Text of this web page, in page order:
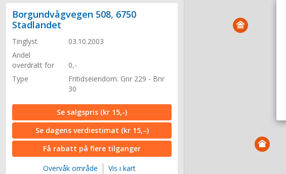
Borgundvågvegen 508, 6750
Stadlandet
Tinglyst
03.10.2003
Andel
overdratt for
0,-
Type
Fritidseiendom. Gnr 229 - Bnr
30
Se salgspris (kr 15,-)
Se dagens verdiestimat (kr 15,–)
Få rabatt på flere tilganger
Overvåk område Vis i kart